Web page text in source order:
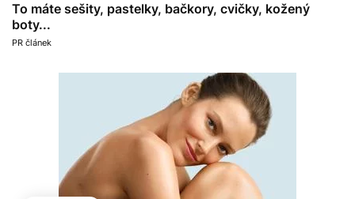
To máte sešity, pastelky, bačkory, cvičky, kožený
boty...
PR článek